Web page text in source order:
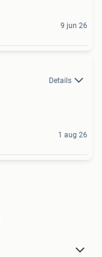
9 jun 26
Details
1 aug 26